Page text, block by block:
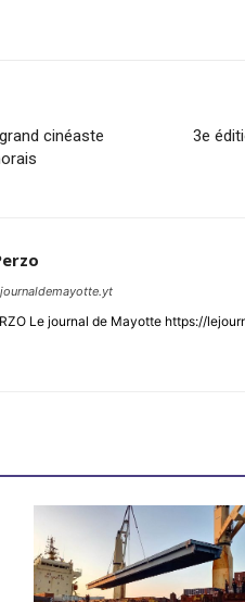
cinéaste
3e
Le journal de Mayotte https://